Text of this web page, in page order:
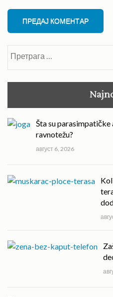
Šta su
ravnotežu?
август 6, 2026